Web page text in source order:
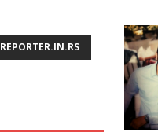
REPORTER.IN.RS